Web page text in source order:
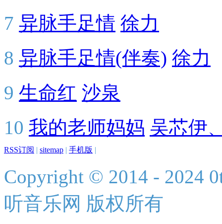
7 异脉手足情 徐力
8 异脉手足情(伴奏) 徐力
9 生命红 沙泉
10 我的老师妈妈 吴芯伊
RSS订阅 | sitemap | 手机版 |
Copyright © 2014 - 2024
听音乐网 版权所有